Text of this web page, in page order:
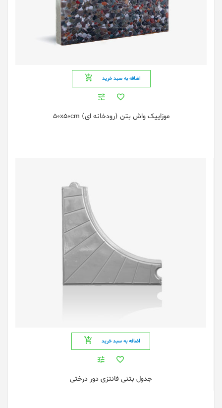
اضافه به سبد خرید
موزاییک واش بتن (رودخانه ای) 50x50cm
اضافه به سبد خرید
جدول بتنی فانتزی دور درختی